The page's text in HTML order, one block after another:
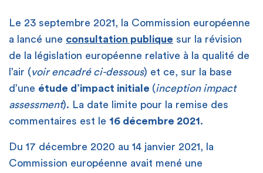
Le 23 septembre 2021, la Commission européenne
a lancé une consultation publique sur la révision
de la législation européenne relative à la qualité de
l’air (voir encadré ci-dessous) et ce, sur la base
d’une étude d’impact initiale (inception impact
assessment). La date limite pour la remise des
commentaires est le 16 décembre 2021.
Du 17 décembre 2020 au 14 janvier 2021, la
Commission européenne avait mené une